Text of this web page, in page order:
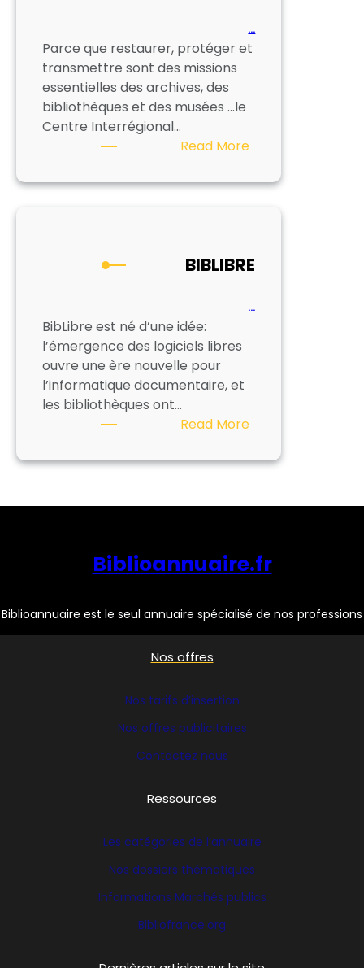
…
Parce que restaurer, protéger et
transmettre sont des missions
essentielles des archives, des
bibliothèques et des musées …le
Centre Interrégional…
Read More:
INTERREGIONAL
LIVRE
BIBLIBRE
…
BibLibre est né d’une idée:
l’émergence des logiciels libres
ouvre une ère nouvelle pour
l’informatique documentaire, et
les bibliothèques ont…
Read More:
Biblioannuaire.fr
Biblioannuaire est le seul annuaire spécialisé de nos professions
Nos offres
Nos tarifs d’insertion
Nos offres publicitaires
Contactez nous
Ressources
Les catégories de l’annuaire
Nos dossiers thématiques
Informations Marchés publics
Bibliofrance.org